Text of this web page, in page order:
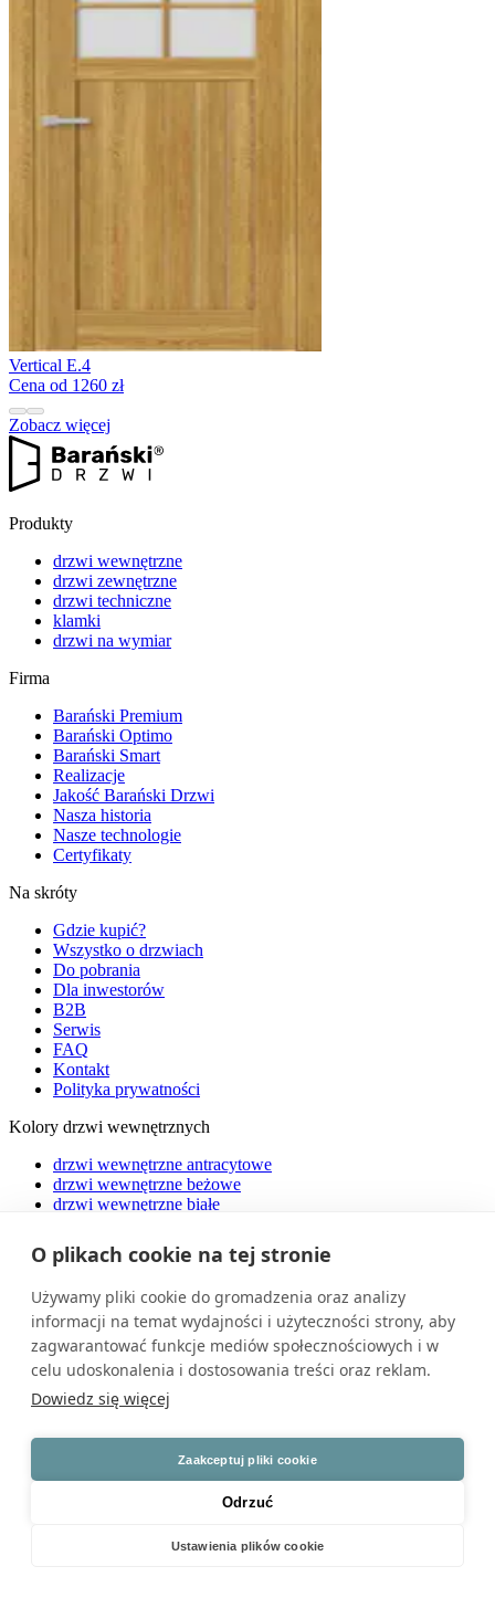
O plikach cookie na tej stronie
Używamy pliki cookie do gromadzenia oraz analizy
informacji na temat wydajności i użyteczności strony, aby
zagwarantować funkcje mediów społecznościowych i w
celu udoskonalenia i dostosowania treści oraz reklam.
Dowiedz się więcej
Zaakceptuj pliki cookie
Odrzuć
Ustawienia plików cookie
Vertical E.4
Cena od 1260 zł
Zobacz więcej
Produkty
drzwi wewnętrzne
drzwi zewnętrzne
drzwi techniczne
klamki
drzwi na wymiar
Firma
Barański Premium
Barański Optimo
Barański Smart
Realizacje
Jakość Barański Drzwi
Nasza historia
Nasze technologie
Certyfikaty
Na skróty
Gdzie kupić?
Wszystko o drzwiach
Do pobrania
Dla inwestorów
B2B
Serwis
FAQ
Kontakt
Polityka prywatności
Kolory drzwi wewnętrznych
drzwi wewnętrzne antracytowe
drzwi wewnętrzne beżowe
drzwi wewnętrzne białe
drzwi wewnętrzne czarne
drzwi wewnętrzne dąb bielony
drzwi wewnętrzne dąb sonoma
drzwi wewnętrzne grafitowe
drzwi wewnętrzne niebieskie
drzwi wewnętrzne orzechowe
drzwi wewnętrzne zielone
Kolory drzwi zewnętrznych
drzwi zewnętrzne antracytowe
drzwi zewnętrzne brązowe